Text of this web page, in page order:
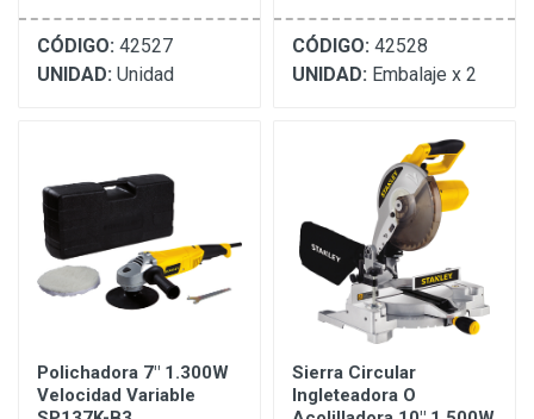
CÓDIGO: 42527
UNIDAD: Unidad
CÓDIGO: 42528
UNIDAD: Embalaje x 2
Polichadora 7" 1.300W
Velocidad Variable
Sierra Circular
Ingleteadora O